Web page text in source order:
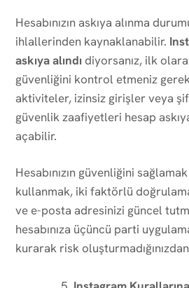
Hesabınızın askıya alınma
ihlallerinden kaynaklanabilir.
askıya alındı diyorsanız, ilk
güvenliğini kontrol etmeniz
aktiviteler, izinsiz girişler veya
güvenlik zaafiyetleri hesap
açabilir.
Hesabınızın güvenliğini
kullanmak, iki faktörlü
ve e-posta adresinizi güncel
hesabınıza üçüncü parti
kurarak risk